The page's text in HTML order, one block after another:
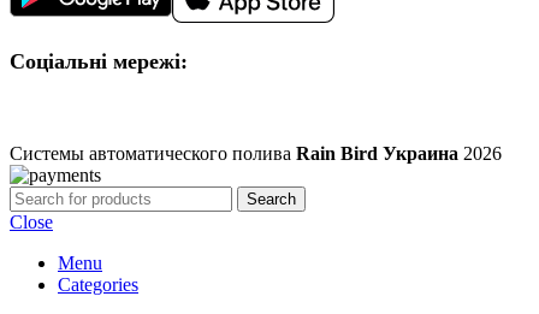
Соціальні мережі:
Системы автоматического полива Rain Bird Украина 2026
Search
Close
Menu
Categories